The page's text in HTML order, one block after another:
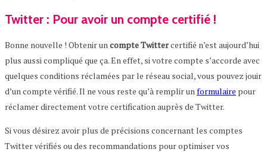
Twitter : Pour avoir un compte certifié !
Bonne nouvelle ! Obtenir uncompteTwittercertifié n’est aujourd’hui
plus aussi compliqué que ça. En effet, si votre compte s’accorde avec
quelques conditions réclamées par le réseau social, vous pouvez jouir
d’un compte vérifié. Il ne vous reste qu’à remplir unformulaire pour
réclamer directement votre certification auprès de Twitter.
Si vous désirez avoir plus de précisions concernant les comptes
Twitter vérifiés ou des recommandations pour optimiser vos